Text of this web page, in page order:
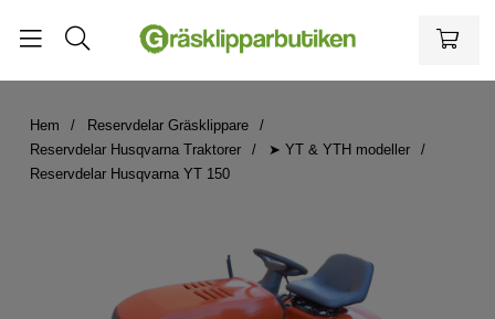
Hem
Reservdelar Gräsklippare
Reservdelar Husqvarna Traktorer
➤ YT & YTH modeller
Reservdelar Husqvarna YT 150